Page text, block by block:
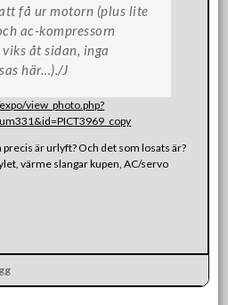
få ur motorn (plus lite
ac-kompressorn
åt sidan, inga
här…)./J
view_photo.php?
är urlyft? Och det som losats är?
värme slangar kupen, AC/servo